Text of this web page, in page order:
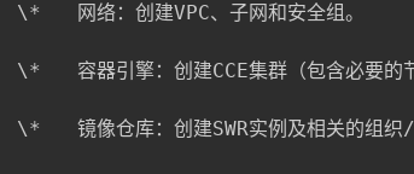
网络：创建VPC、子网和安全组。
容器引擎：创建CCE集群（包含必要的节
镜像仓库：创建SWR实例及相关的组织/